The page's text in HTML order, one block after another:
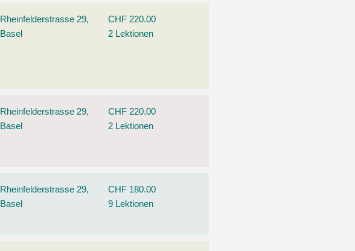
Rheinfelderstrasse 29,
Basel
CHF 220.00
2 Lektionen
Rheinfelderstrasse 29,
Basel
CHF 220.00
2 Lektionen
Rheinfelderstrasse 29,
Basel
CHF 180.00
9 Lektionen